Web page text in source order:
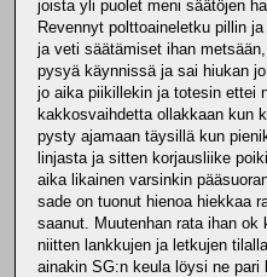
joista yli puolet meni säätöjen
Revennyt polttoaineletku pillin
ja veti säätämiset ihan
pysyä käynnissä ja sai hiukan
jo aika piikillekin ja totesin ettei
kakkosvaihdetta ollakkaan kun
pysty ajamaan täysillä kun
linjasta ja sitten korjausliike
aika likainen varsinkin
sade on tuonut hienoa hiekkaa
saanut. Muutenhan rata ihan
niitten lankkujen ja letkujen tilalla,
ainakin SG:n keula löysi ne